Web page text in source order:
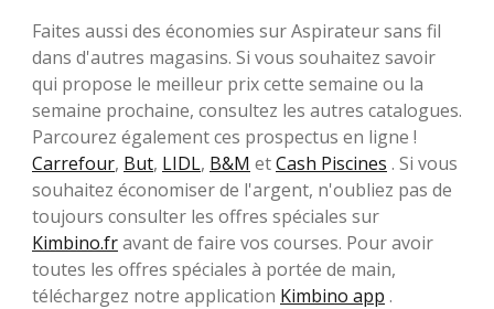
Faites aussi des économies sur Aspirateur sans fil
dans d'autres magasins. Si vous souhaitez savoir
qui propose le meilleur prix cette semaine ou la
semaine prochaine, consultez les autres catalogues.
Parcourez également ces prospectus en ligne !
Carrefour, But, LIDL, B&M etCash Piscines . Si vous
souhaitez économiser de l'argent, n'oubliez pas de
toujours consulter les offres spéciales sur
Kimbino.fravant de faire vos courses. Pour avoir
toutes les offres spéciales à portée de main,
téléchargez notre application Kimbino app .